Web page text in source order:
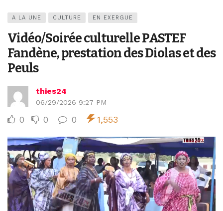
A LA UNE CULTURE EN EXERGUE
Vidéo/Soirée culturelle PASTEF
Fandène, prestation des Diolas et des
Peuls
thies24
06/29/2026 9:27 PM
0 0 0 1,553